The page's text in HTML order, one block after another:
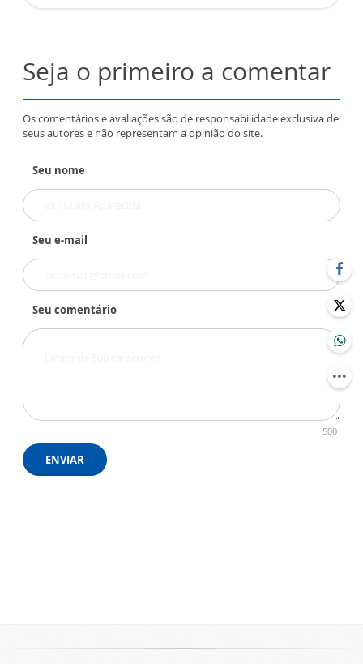
Seja o primeiro a comentar
Os comentários e avaliações são de responsabilidade exclusiva de
seus autores e não representam a opinião do site.
Seu nome
Seu e-mail
Seu comentário
500
ENVIAR